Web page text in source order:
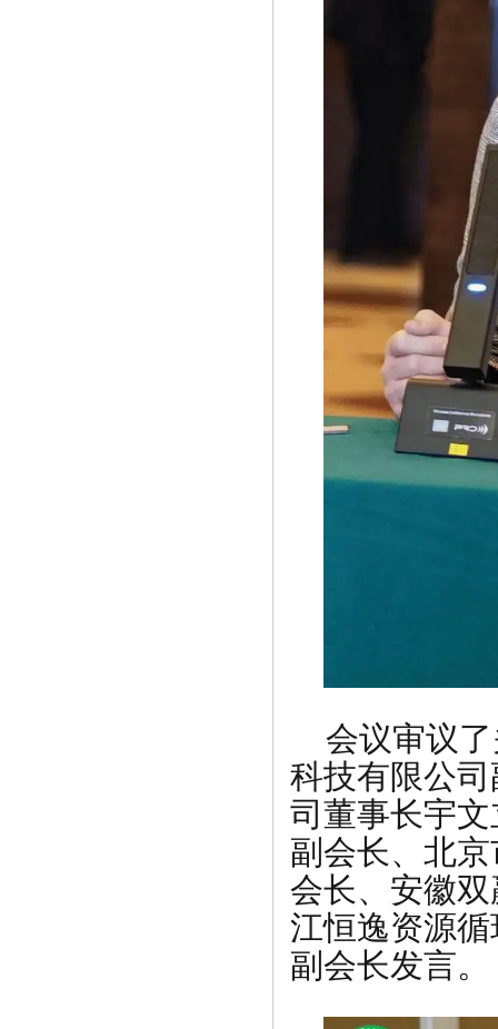
会议审议
科技有限公
司董事长宇
副会长、北
会长、安徽
江恒逸资源
副会长发言。